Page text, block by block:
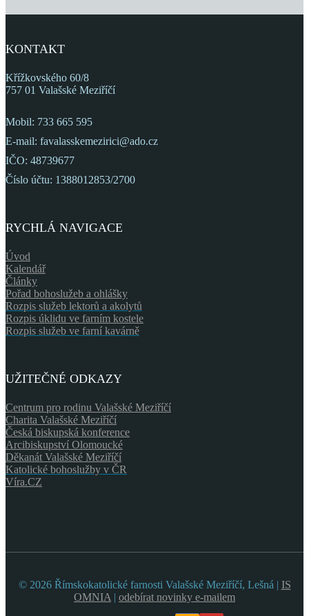
KONTAKT
Křížkovského 60/8
757 01 Valašské Meziříčí
Mobil: 733 665 595
E-mail: favalasskemezirici@ado.cz
IČO: 48739677
Číslo účtu: 1388012853/2700
RYCHLÁ NAVIGACE
Úvod
Kalendář
Články
Pořad bohoslužeb a ohlášky
Rozpis služeb lektorů a akolytů
Rozpis úklidu ve farním kostele
Rozpis služeb ve farní kavárně
UŽITEČNÉ ODKAZY
Centrum pro rodinu Valašské Meziříčí
Charita Valašské Meziříčí
Česká biskupská konference
Arcibiskupství Olomoucké
Děkanát Valašské Meziříčí
Katolické bohoslužby v ČR
Víra.CZ
© 2026 Římskokatolické farnosti Valašské Meziříčí, Lešná | IS
OMNIA | odebírat novinky e-mailem